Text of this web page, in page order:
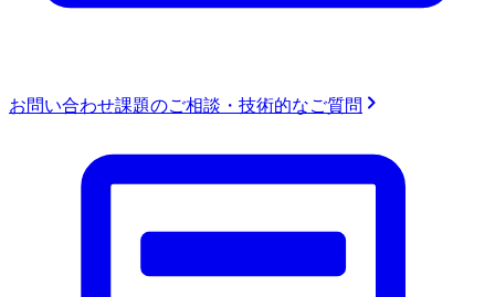
お問い合わせ課題のご相談・技術的なご質問